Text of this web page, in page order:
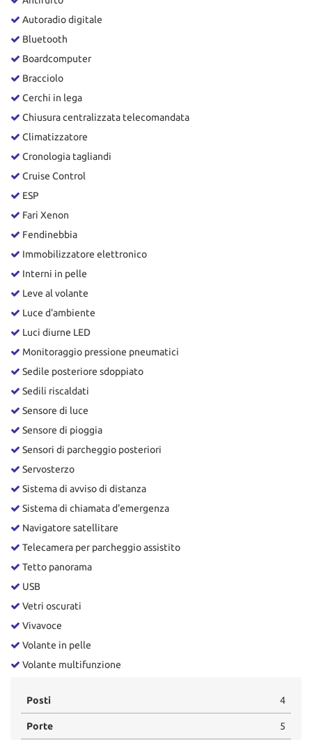
Autoradio digitale
Bluetooth
Boardcomputer
Bracciolo
Cerchi in lega
Chiusura centralizzata telecomandata
Climatizzatore
Cronologia tagliandi
Cruise Control
ESP
Fari Xenon
Fendinebbia
Immobilizzatore elettronico
Interni in pelle
Leve al volante
Luce d'ambiente
Luci diurne LED
Monitoraggio pressione pneumatici
Sedile posteriore sdoppiato
Sedili riscaldati
Sensore di luce
Sensore di pioggia
Sensori di parcheggio posteriori
Servosterzo
Sistema di avviso di distanza
Sistema di chiamata d'emergenza
Navigatore satellitare
Telecamera per parcheggio assistito
Tetto panorama
USB
Vetri oscurati
Vivavoce
Volante in pelle
Volante multifunzione
Posti 4
Porte 5